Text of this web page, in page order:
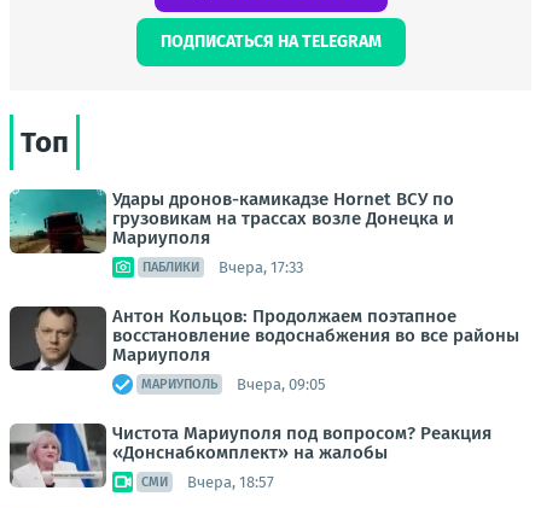
ПОДПИСАТЬСЯ НА TELEGRAM
Топ
Удары дронов-камикадзе Hornet ВСУ по
грузовикам на трассах возле Донецка и
Мариуполя
ПАБЛИКИ Вчера, 17:33
Антон Кольцов: Продолжаем поэтапное
восстановление водоснабжения во все районы
Мариуполя
МАРИУПОЛЬ Вчера, 09:05
Чистота Мариуполя под вопросом? Реакция
«Донснабкомплект» на жалобы
СМИ Вчера, 18:57